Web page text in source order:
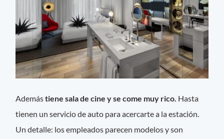
Ademástiene sala de cine y se come muy rico. Hasta
tienen un servicio de auto para acercarte a la estación.
Un detalle: los empleados parecen modelos y son